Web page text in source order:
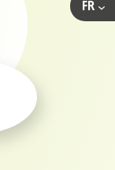
FR